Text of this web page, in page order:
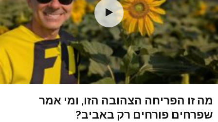
מה זו הפריחה הצהובה הזו, ומי אמר
שפרחים פורחים רק באביב?